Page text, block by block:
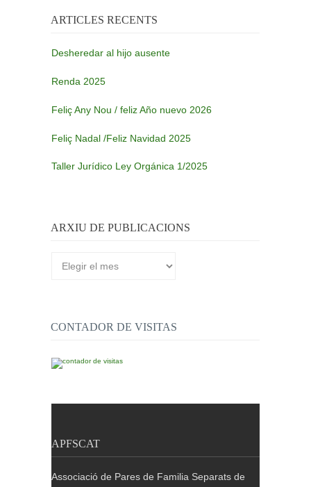
ARTICLES RECENTS
Desheredar al hijo ausente
Renda 2025
Feliç Any Nou / feliz Año nuevo 2026
Feliç Nadal /Feliz Navidad 2025
Taller Jurídico Ley Orgánica 1/2025
ARXIU DE PUBLICACIONS
CONTADOR DE VISITAS
APFSCAT
Associació de Pares de Familia Separats de